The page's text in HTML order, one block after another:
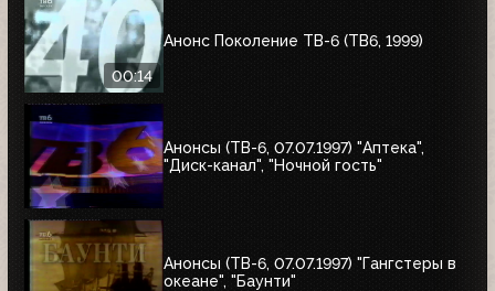
00:14
Анонс Поколение ТВ-6 (ТВ6, 1999)
Анонсы (ТВ-6, 07.07.1997) "Аптека",
"Диск-канал", "Ночной гость"
Анонсы (ТВ-6, 07.07.1997) "Гангстеры в
океане", "Баунти"